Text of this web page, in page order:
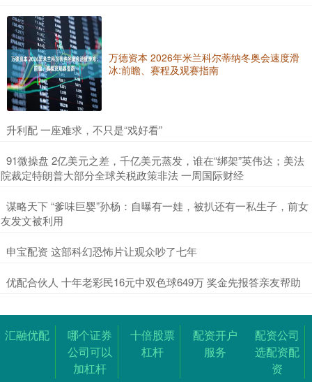
万德资本 2026年米兰科尔蒂纳冬奥会速度滑
冰:前瞻、赛程及观赛指南
​升利配 一座难求，不只是“戏好看”
​91微操盘 2亿美元之差，千亿美元蒸发，谁在“绑架”英伟达；美法
院裁定特朗普大部分全球关税政策非法 一周国际财经
​谋略天下 “爹味巨婴”孙杨：自曝有一娃，被扒还有一私生子，前女
友发文被利用
​申宝配资 这部科幻恐怖片让观众吵了七年
​优配合伙人 十年老彩民16元中双色球649万 奖金先报答亲友帮助
汇融优配
哪个证券
公司可以
加杠杆
十倍股票
杠杆
配资开户
服务
配资公司
选配资配
资